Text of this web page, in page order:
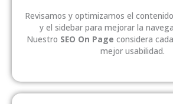
Revisamos y optimizamos el
y el sidebar para mejorar la
Nuestro SEO On Page considera
mejor usabilidad.